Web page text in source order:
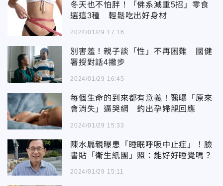
冬天也不怕胖！「佛系減重5招」零食
選這3種 輕鬆吃出好身材
2024/01/29 17:16
別害羞！親子談「性」不再困難 國健
署授對話4撇步
2024/01/29 16:45
每個生命的到來都有意義！醫曝「原來
會消失」逼哭網 釣出孕婦親回應
2024/01/29 15:33
陳水扁親曝患「睡眠呼吸中止症」！臉
書貼「衛生紙團」照：能好好睡覺嗎？
2024/01/29 15:11